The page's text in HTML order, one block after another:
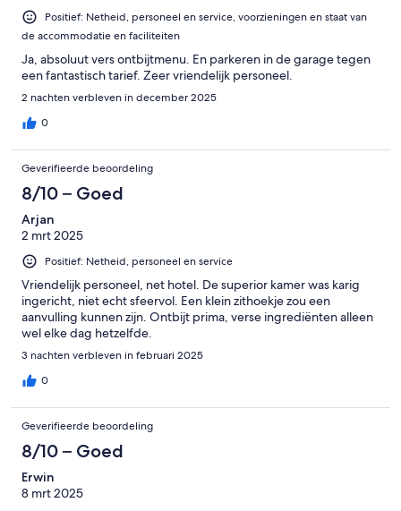
Positief: Netheid, personeel en service, voorzieningen en staat van
de accommodatie en faciliteiten
Ja, absoluut vers ontbijtmenu. En parkeren in de garage tegen
een fantastisch tarief. Zeer vriendelijk personeel.
2 nachten verbleven in december 2025
0
Geverifieerde beoordeling
8/10 – Goed
Arjan
2 mrt 2025
Positief: Netheid, personeel en service
Vriendelijk personeel, net hotel. De superior kamer was karig
ingericht, niet echt sfeervol. Een klein zithoekje zou een
aanvulling kunnen zijn. Ontbijt prima, verse ingrediënten alleen
wel elke dag hetzelfde.
3 nachten verbleven in februari 2025
0
Geverifieerde beoordeling
8/10 – Goed
Erwin
8 mrt 2025